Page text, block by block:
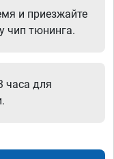
и приезжайте
чип тюнинга.
часа для